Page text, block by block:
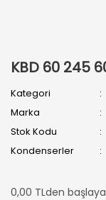
KBD 60 245
Kategori
Marka
Stok Kodu
Kondenserler
0,00 TLden